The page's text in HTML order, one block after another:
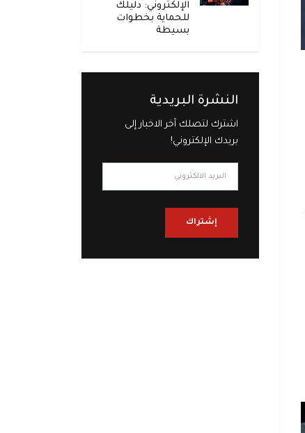
الإلكتروني: دليلك
للحماية بخطوات
بسيطة
النشرة البريدية
اشترك لتصلك آخر الاخبار إلى
بريدك الإلكتروني!
إشتراك